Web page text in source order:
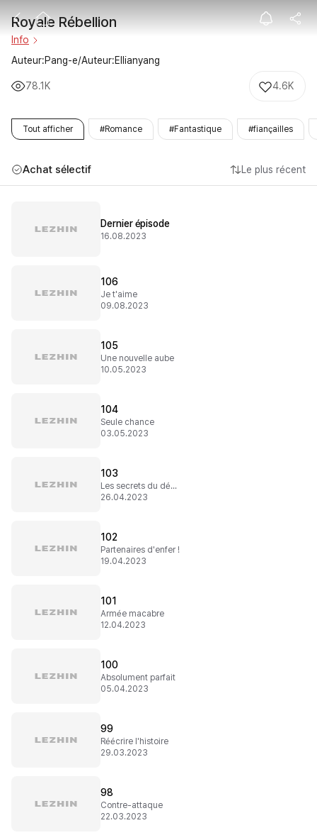
Royale
Royale Rébellion
Info
Auteur:Pang-e/Auteur:Ellianyang
78.1K 4.6K
Tout afficher #Romance #Fantastique #fiançailles
Achat sélectif Le plus récent
Dernier épisode
16.08.2023
106
Je t'aime
09.08.2023
105
Une nouvelle aube
10.05.2023
104
Seule chance
03.05.2023
103
Les secrets du démon
26.04.2023
102
Partenaires d'enfer !
19.04.2023
101
Armée macabre
12.04.2023
100
Absolument parfait
05.04.2023
99
Réécrire l'histoire
29.03.2023
98
Contre-attaque
22.03.2023